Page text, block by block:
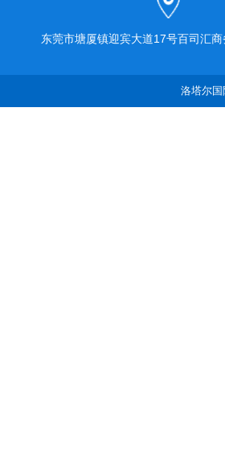
东莞市塘厦镇迎宾大道17号百司汇
洛塔尔